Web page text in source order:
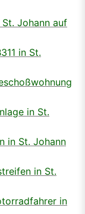
Johann auf
in St.
in St.
in St. Johann
in St.
in